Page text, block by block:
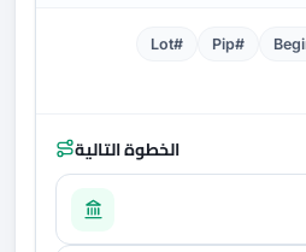
#Pip
#Lot
الخطوة التالية